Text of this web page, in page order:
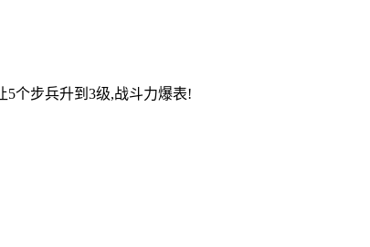
5个步兵升到3级,战斗力爆表!